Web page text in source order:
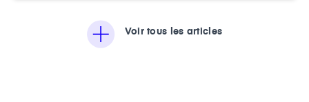
Voir tous les articles